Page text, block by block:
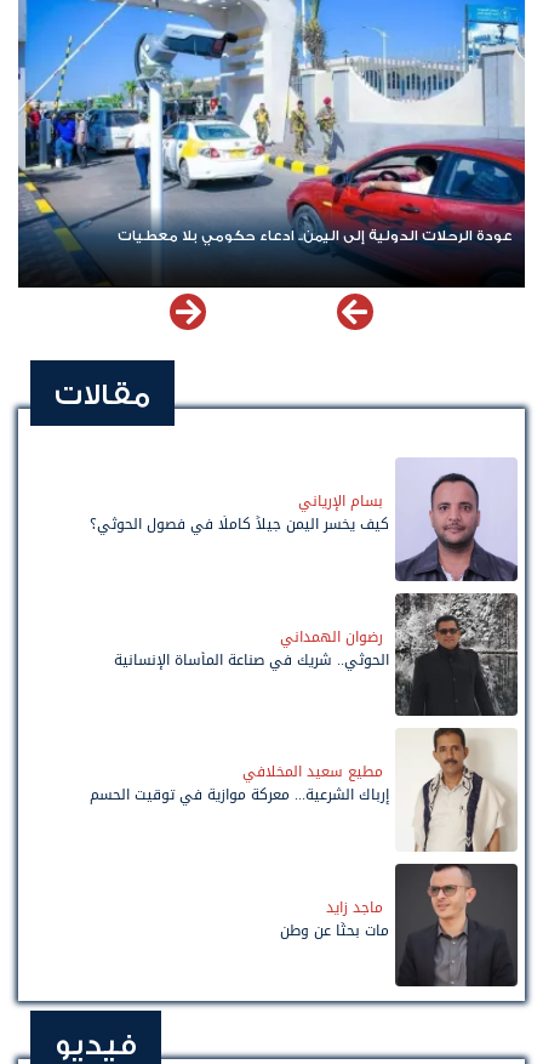
عودة الرحلات الدولية إلى اليمن.. ادعاء حكومي بلا معطيات
مقالات
بسام الإرياني
كيف يخسر اليمن جيلاً كاملًا في فصول الحوثي؟
رضوان الهمداني
الحوثي.. شريك في صناعة المأساة الإنسانية
مطيع سعيد المخلافي
إرباك الشرعية... معركة موازية في توقيت الحسم
ماجد زايد
مات بحثًا عن وطن
فيديو